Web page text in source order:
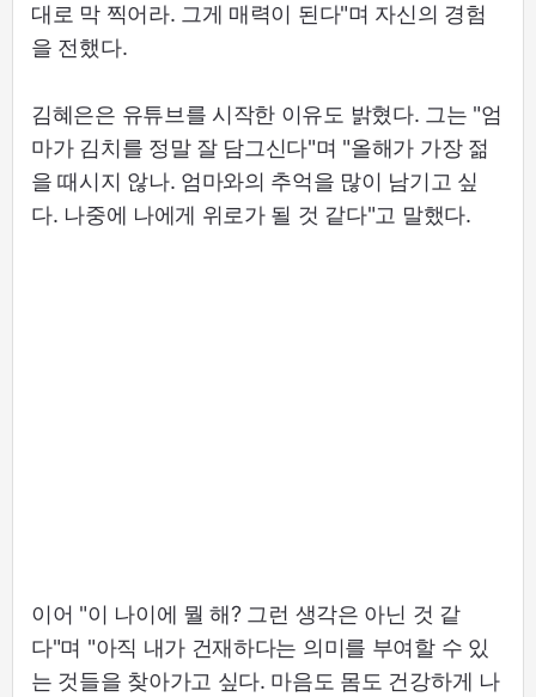
대로 막 찍어라. 그게 매력이 된다"며 자신의 경험
을 전했다.
김혜은은 유튜브를 시작한 이유도 밝혔다. 그는 "엄
마가 김치를 정말 잘 담그신다"며 "올해가 가장 젊
을 때시지 않나. 엄마와의 추억을 많이 남기고 싶
다. 나중에 나에게 위로가 될 것 같다"고 말했다.
이어 "이 나이에 뭘 해? 그런 생각은 아닌 것 같
다"며 "아직 내가 건재하다는 의미를 부여할 수 있
는 것들을 찾아가고 싶다. 마음도 몸도 건강하게 나